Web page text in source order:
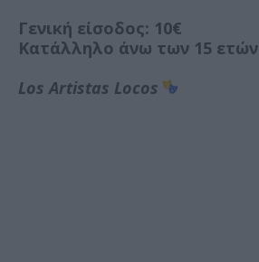
Γενική είσοδος: 10€
Κατάλληλο άνω των 15 ετών
Los Artistas Lοcos